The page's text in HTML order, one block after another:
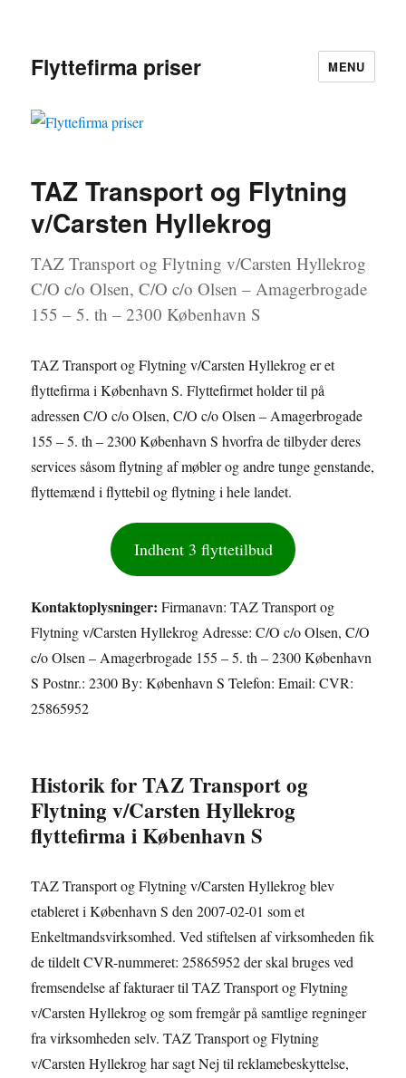
Flyttefirma priser MENU
TAZ Transport og Flytning
v/Carsten Hyllekrog
TAZ Transport og Flytning v/Carsten Hyllekrog
C/O c/o Olsen, C/O c/o Olsen – Amagerbrogade
155 – 5. th – 2300 København S
TAZ Transport og Flytning v/Carsten Hyllekrog er et
flyttefirma i København S. Flyttefirmet holder til på
adressen C/O c/o Olsen, C/O c/o Olsen – Amagerbrogade
155 – 5. th – 2300 København S hvorfra de tilbyder deres
services såsom flytning af møbler og andre tunge genstande,
flyttemænd i flyttebil og flytning i hele landet.
Indhent 3 flyttetilbud
Kontaktoplysninger: Firmanavn: TAZ Transport og
Flytning v/Carsten Hyllekrog Adresse: C/O c/o Olsen, C/O
c/o Olsen – Amagerbrogade 155 – 5. th – 2300 København
S Postnr.: 2300 By: København S Telefon: Email: CVR:
25865952
Historik for TAZ Transport og
Flytning v/Carsten Hyllekrog
flyttefirma i København S
TAZ Transport og Flytning v/Carsten Hyllekrog blev
etableret i København S den 2007-02-01 som et
Enkeltmandsvirksomhed. Ved stiftelsen af virksomheden fik
de tildelt CVR-nummeret: 25865952 der skal bruges ved
fremsendelse af fakturaer til TAZ Transport og Flytning
v/Carsten Hyllekrog og som fremgår på samtlige regninger
fra virksomheden selv. TAZ Transport og Flytning
v/Carsten Hyllekrog har sagt Nej til reklamebeskyttelse,